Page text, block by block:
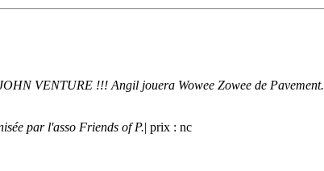
VENTURE !!! Angil jouera Wowee Zowee de Pavement.
par l'asso Friends of P.| prix : nc